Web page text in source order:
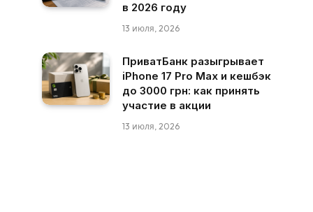
в 2026 году
13 июля, 2026
ПриватБанк разыгрывает
iPhone 17 Pro Max и кешбэк
до 3000 грн: как принять
участие в акции
13 июля, 2026